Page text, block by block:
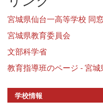
宮城県仙台一高等学校 同
宮城県教育委員会
文部科学省
教育指導班のページ - 宮
学校情報